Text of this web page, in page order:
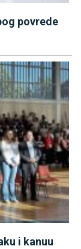
povrede
i kanuu